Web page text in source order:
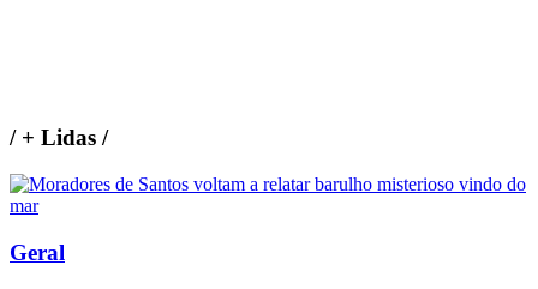
/+ Lidas /
Geral